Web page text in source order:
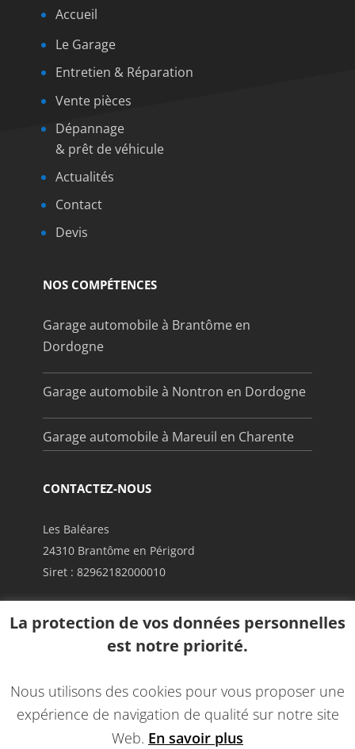
Accueil
Le Garage
Entretien & Réparation
Vente pièces
Dépannage
& prêt de véhicule
Actualités
Contact
Devis
NOS COMPÉTENCES
Garage automobile à Brantôme en
Dordogne
Garage automobile à Nontron en Dordogne
Garage automobile à Mareuil en Charente
CONTACTEZ-NOUS
Les Baléares
24310 Brantôme en Périgord
Siret : 82962182000010
06 38 17 25 86
La protection de vos données personnelles
est notre priorité.
Nous utilisons des cookies pour vous proposer une
expérience de navigation de qualité sur notre site
Web. En savoir plus